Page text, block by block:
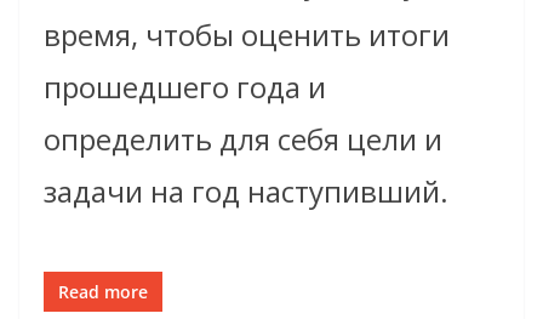
время, чтобы оценить итоги
прошедшего года и
определить для себя цели и
задачи на год наступивший.
Read more